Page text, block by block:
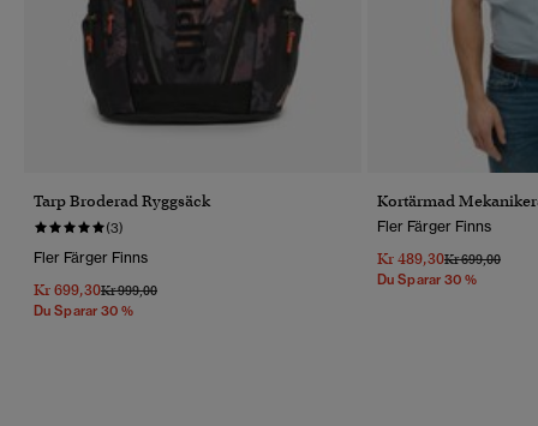
Tarp Broderad Ryggsäck
(3)
Fler Färger Finns
Kr 699,30Pris Reducerat Från
Kr 999,00Till
Du Sparar 30 %
Kortärmad
Fler Färger Finns
Kr 489,30Pris Reducerat
Kr 699,00Till
Du Sparar 30 %